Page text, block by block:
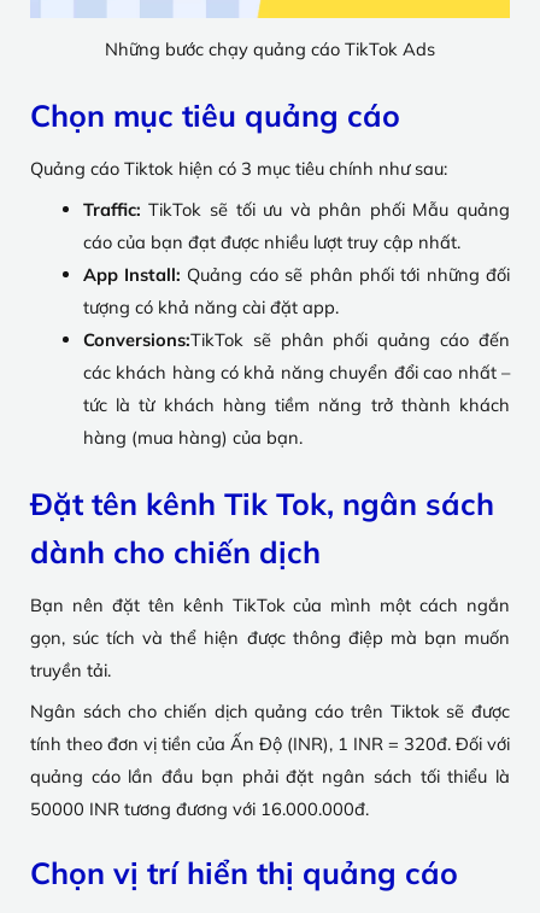
Những bước chạy quảng cáo TikTok Ads
Chọn mục tiêu quảng cáo
Quảng cáo Tiktok hiện có 3 mục tiêu chính như sau:
Traffic: TikTok sẽ tối ưu và phân phối Mẫu quảng
cáo của bạn đạt được nhiều lượt truy cập nhất.
App Install: Quảng cáo sẽ phân phối tới những đối
tượng có khả năng cài đặt app.
Conversions:TikTok sẽ phân phối quảng cáo đến
các khách hàng có khả năng chuyển đổi cao nhất –
tức là từ khách hàng tiềm năng trở thành khách
hàng (mua hàng) của bạn.
Đặt tên kênh Tik Tok, ngân sách
dành cho chiến dịch
Bạn nên đặt tên kênh TikTok của mình một cách ngắn
gọn, súc tích và thể hiện được thông điệp mà bạn muốn
truyền tải.
Ngân sách cho chiến dịch quảng cáo trên Tiktok sẽ được
tính theo đơn vị tiền của Ấn Độ (INR), 1 INR = 320đ. Đối với
quảng cáo lần đầu bạn phải đặt ngân sách tối thiểu là
50000 INR tương đương với 16.000.000đ.
Chọn vị trí hiển thị quảng cáo